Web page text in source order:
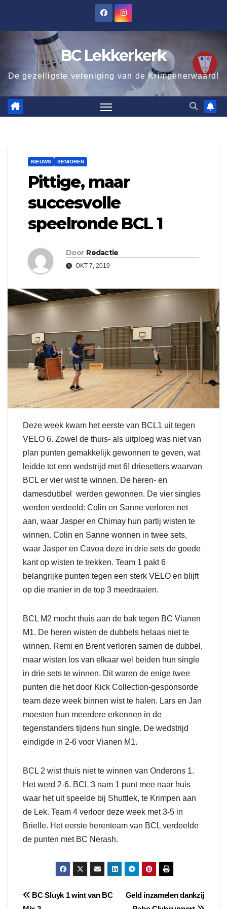
BC Lekkerkerk
De gezelligste vereniging van de Krimpenerwaard!
NIEUWS SENIOREN
Pittige, maar
succesvolle
speelronde BCL 1
Door Redactie
OKT 7, 2019
Deze week kwam het eerste van BCL1 uit tegen
VELO 6. Zowel de thuis- als uitploeg was niet van
plan punten gemakkelijk gewonnen te geven, wat
leidde tot een wedstrijd met 6! driesetters waarvan
BCL er vier wist te winnen. De heren- en
damesdubbel werden gewonnen. De vier singles
werden verdeeld: Colin en Sanne verloren net
aan, waar Jasper en Chimay hun partij wisten te
winnen. Colin en Sanne wonnen in twee sets,
waar Jasper en Cavoa deze in drie sets de goede
kant op wisten te trekken. Team 1 pakt 6
belangrijke punten tegen een sterk VELO en blijft
op die manier in de top 3 meedraaien.
BCL M2 mocht thuis aan de bak tegen BC Vianen
M1. De heren wisten de dubbels helaas niet te
winnen. Remi en Brent verloren samen de dubbel,
maar wisten los van elkaar wel beiden hun single
in drie sets te winnen. Dit waren de enige twee
punten die het door Kick Collection-gesponsorde
team deze week binnen wist te halen. Lars en Jan
moesten hun meerdere erkennen in de
tegenstanders tijdens hun single. De wedstrijd
eindigde in 2-6 voor Vianen M1.
BCL 2 wist thuis niet te winnen van Onderons 1.
Het werd 2-6. BCL 3 nam 1 punt mee naar huis
waar het uit speelde bij Shuttlek, te Krimpen aan
de Lek. Team 4 verloor deze week met 3-5 in
Brielle. Het eerste herenteam van BCL verdeelde
de punten met BC Nerash.
Bericht
Geld inzamelen dankzij
BC Sluyk 1 wint van BC